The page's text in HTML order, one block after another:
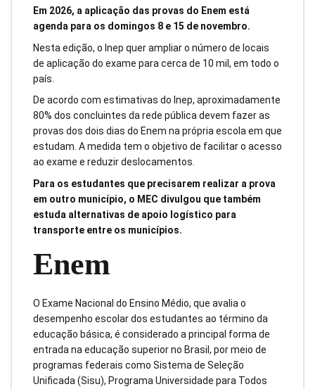
Em 2026, a aplicação das provas do Enem está
agenda para os domingos 8 e 15 de novembro.
Nesta edição, o Inep quer ampliar o número de locais
de aplicação do exame para cerca de 10 mil, em todo o
país.
De acordo com estimativas do Inep, aproximadamente
80% dos concluintes da rede pública devem fazer as
provas dos dois dias do Enem na própria escola em que
estudam. A medida tem o objetivo de facilitar o acesso
ao exame e reduzir deslocamentos.
Para os estudantes que precisarem realizar a prova
em outro município, o MEC divulgou que também
estuda alternativas de apoio logístico para
transporte entre os municípios.
Enem
O Exame Nacional do Ensino Médio, que avalia o
desempenho escolar dos estudantes ao término da
educação básica, é considerado a principal forma de
entrada na educação superior no Brasil, por meio de
programas federais como Sistema de Seleção
Unificada (Sisu), Programa Universidade para Todos